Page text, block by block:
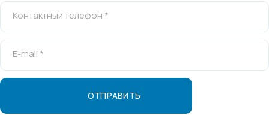
Контактный телефон *
E-mail *